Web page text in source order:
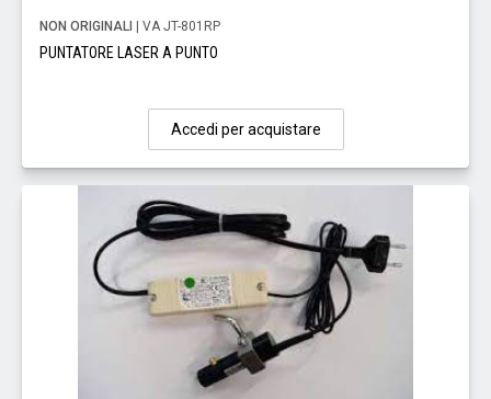
NON ORIGINALI | VA JT-801RP
PUNTATORE LASER A PUNTO
Accedi per acquistare